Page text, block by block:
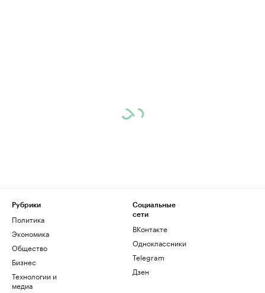
Рубрики
Политика
Экономика
Общество
Бизнес
Технологии и
медиа
Социальные
сети
ВКонтакте
Одноклассники
Telegram
Дзен